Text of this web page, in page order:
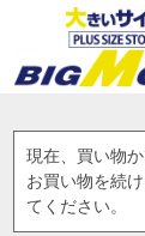
現在、買い物
お買い物を続
てください。